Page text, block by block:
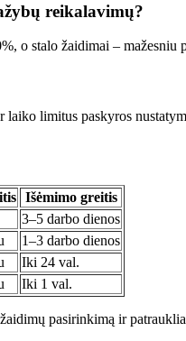
reikalavimų?
o stalo žaidimai – mažesniu
limitus paskyros
Išėmimo greitis
3–5 darbo dienos
1–3 darbo dienos
Iki 24 val.
Iki 1 val.
pasirinkimą ir